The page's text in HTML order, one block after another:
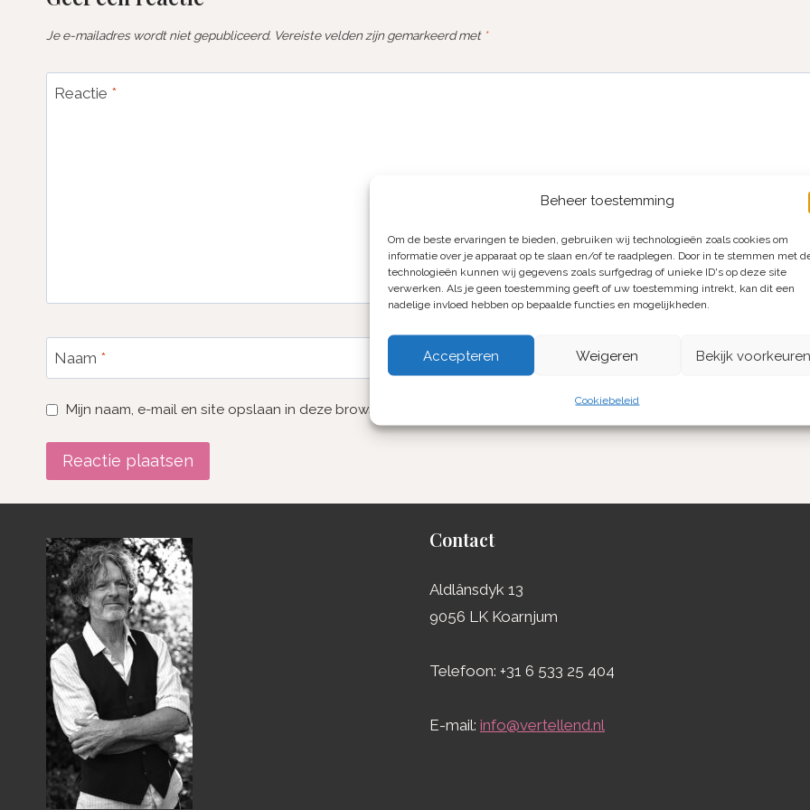
Beheer toestemming
Om de beste ervaringen te bieden, gebruiken wij technologieën zoals cookies om
informatie over je apparaat op te slaan en/of te raadplegen. Door in te stemmen met
technologieën kunnen wij gegevens zoals surfgedrag of unieke ID's op deze site
verwerken. Als je geen toestemming geeft of uw toestemming intrekt, kan dit een
nadelige invloed hebben op bepaalde functies en mogelijkheden.
Accepteren Weigeren Bekijk voorkeuren
Cookiebeleid
Je e-mailadres wordt niet gepubliceerd. Vereiste velden zijn gemarkeerd met *
Reactie *
Naam * E-mail*
Mijn naam, e-mail en site opslaan in deze browser voor de volgende keer wanneer ik een reactie plaats.
Contact
Aldlânsdyk 13
9056 LK Koarnjum
Telefoon: +31 6 533 25 404
E-mail: info@vertellend.nl